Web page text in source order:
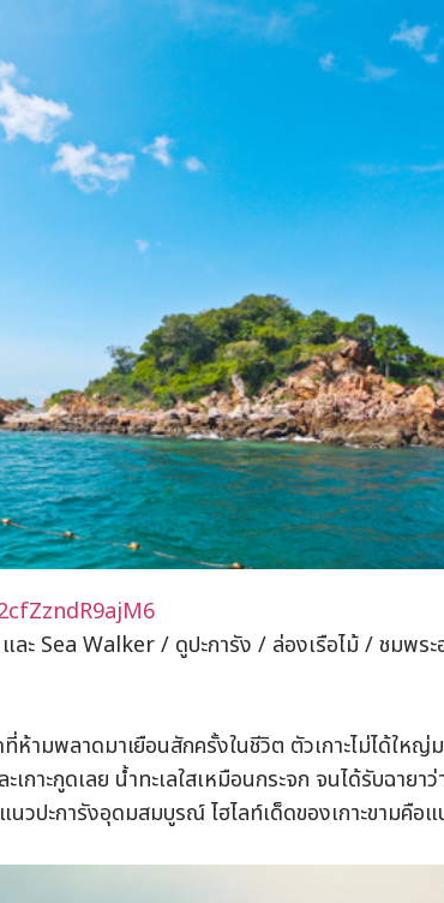
ะ Sea Walker / ดูปะการัง / ล่องเรือไม้ / ชมพร
ห้ามพลาดมาเยือนสักครั้งในชีวิต ตัวเกาะไม่ได้ใหญ่
เกาะกูดเลย น้ำทะเลใสเหมือนกระจก จนได้รับฉายา
วปะการังอุดมสมบูรณ์ ไฮไลท์เด็ดของเกาะขามคือ